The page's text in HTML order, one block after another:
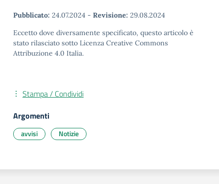
Pubblicato: 24.07.2024 - Revisione: 29.08.2024
Eccetto dove diversamente specificato, questo articolo è
stato rilasciato sotto Licenza Creative Commons
Attribuzione 4.0 Italia.
Stampa / Condividi
Argomenti
avvisi Notizie